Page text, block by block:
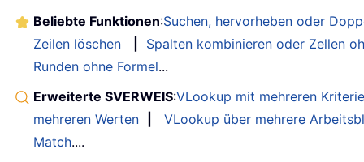
Beliebte Funktionen:Suchen, hervorheben oder
Zeilen löschen
Spalten kombinieren oder Zellen
Runden ohne Formel...
Erweiterte SVERWEIS:VLookup mit mehreren
mehreren Werten
VLookup über mehrere
Match....